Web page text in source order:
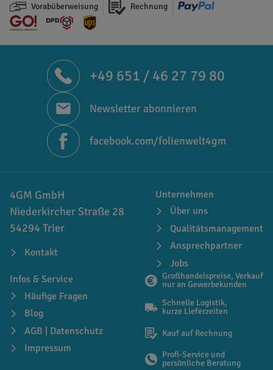
Vorabüberweisung Rechnung
+49 651 / 46 27 79 80
Newsletter abonnieren
facebook.com/folienwelt4gm
4GM GmbH
Niederkircher Straße 28
54294 Trier
Kontakt
Unternehmen
Über uns
Qualitätsmanagement
Ansprechpartner
Jobs
Infos & Service
Häufige Fragen
Blog
AGB | Datenschutz
Impressum
Großhandelspreise, Verkauf
nur an Gewerbekunden
Schnelle Logistik,
kurze Lieferzeiten
Kauf auf Rechnung
Profi-Service und
persönliche Beratung